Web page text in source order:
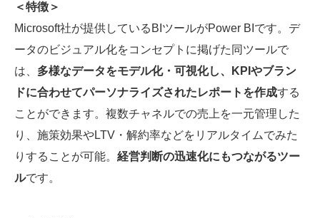
＜特徴＞
Microsoft社が提供しているBIツールがPower BIです。デ
ータのビジュアル化をコンセプトに掲げた同ツールで
は、 多様なデータをモデル化・可視化し、KPIやブラン
ドに合わせてパーソナライズされたレポートを作成する
ことができます。複数チャネルでの売上を一元管理した
り、施策効果やLTV・解約率などをリアルタイムでみた
りすることが可能。 経営判断の迅速化にもつながるツー
ルです。